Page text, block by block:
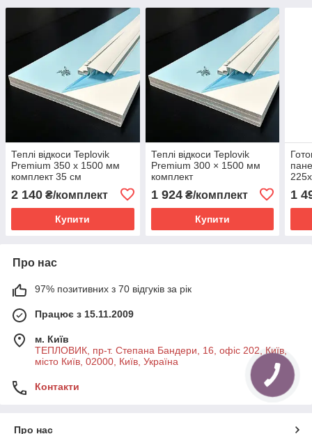
Теплі відкоси Teplovik
Premium 350 х 1500 мм
комплект 35 см
2 140 ₴/комплект
Купити
Теплі відкоси Teplovik
Premium 300 × 1500 мм
комплект
1 924₴/комплект
Купити
1
Про нас
97% позитивних з 70 відгуків за рік
Працює з 15.11.2009
м. Київ
ТЕПЛОВИК, пр-т. Степана Бандери, 16, офіс 202, Київ,
місто Київ, 02000, Київ, Україна
Контакти
Про нас